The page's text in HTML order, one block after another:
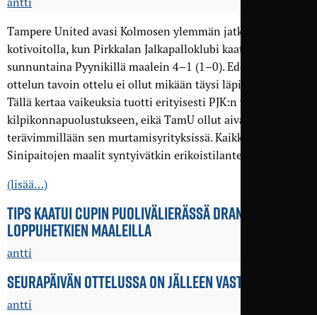
Tampere United avasi Kolmosen ylemmän jatkosarjan
kotivoitolla, kun Pirkkalan Jalkapalloklubi kaatui
sunnuntaina Pyynikillä maalein 4–1 (1–0). Edellisen PJK-
ottelun tavoin ottelu ei ollut mikään täysi läpihuutojuttu.
Tällä kertaa vaikeuksia tuotti erityisesti PJK:n vetäytyminen
kilpikonnapuolustukseen, eikä TamU ollut aivan
terävimmillään sen murtamisyrityksissä. Kaikki
Sinipaitojen maalit syntyivätkin erikoistilanteista.
(lisää…)
TIPS KAATUI CUPIN PUOLI­VÄLIERÄSSÄ DRAMAATTISESTI
LOPPU­HETKIEN MAALEILLA
antti
SEURAPÄIVÄN OTTELUSSA ON JÄLLEEN VASTASSA PJK
antti